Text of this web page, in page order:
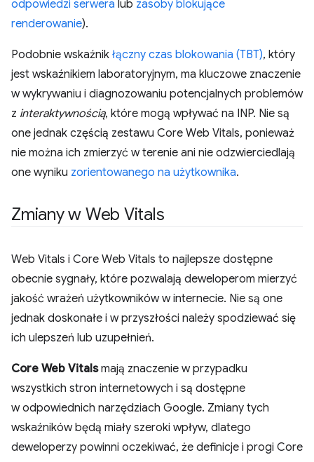
odpowiedzi serwera lub zasoby blokujące
renderowanie).
Podobnie wskaźnik łączny czas blokowania (TBT), który
jest wskaźnikiem laboratoryjnym, ma kluczowe znaczenie
w wykrywaniu i diagnozowaniu potencjalnych problemów
z interaktywnością, które mogą wpływać na INP. Nie są
one jednak częścią zestawu Core Web Vitals, ponieważ
nie można ich zmierzyć w terenie ani nie odzwierciedlają
one wyniku zorientowanego na użytkownika.
Zmiany w Web Vitals
Web Vitals i Core Web Vitals to najlepsze dostępne
obecnie sygnały, które pozwalają deweloperom mierzyć
jakość wrażeń użytkowników w internecie. Nie są one
jednak doskonałe i w przyszłości należy spodziewać się
ich ulepszeń lub uzupełnień.
Core Web Vitalsmają znaczenie w przypadku
wszystkich stron internetowych i są dostępne
w odpowiednich narzędziach Google. Zmiany tych
wskaźników będą miały szeroki wpływ, dlatego
deweloperzy powinni oczekiwać, że definicje i progi Core